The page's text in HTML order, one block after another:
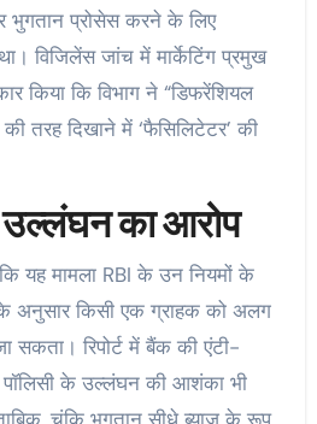
प्रोसेस करने के लिए
विजिलेंस जांच में मार्केटिंग प्रमुख
किया कि विभाग ने “डिफरेंशियल
तरह दिखाने में ‘फैसिलिटेटर’ की
का आरोप
कि यह मामला RBI के उन नियमों के
अनुसार किसी एक ग्राहक को अलग
सकता। रिपोर्ट में बैंक की एंटी-
पॉलिसी के उल्लंघन की आशंका भी